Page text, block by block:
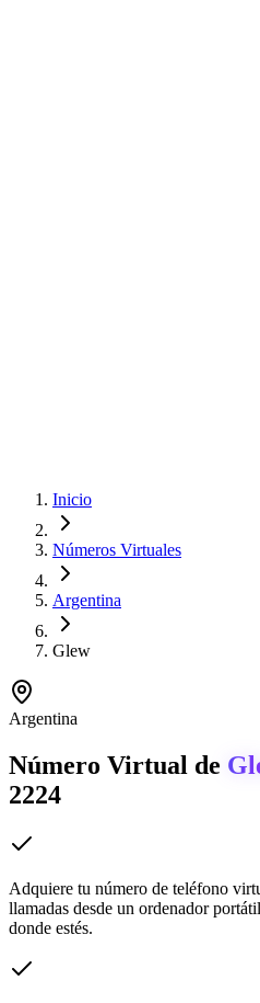
Inicio
Números Virtuales
Argentina
Glew
Argentina
Número Virtual de
2224
Adquiere tu número de teléfono
llamadas desde un ordenador
donde estés.